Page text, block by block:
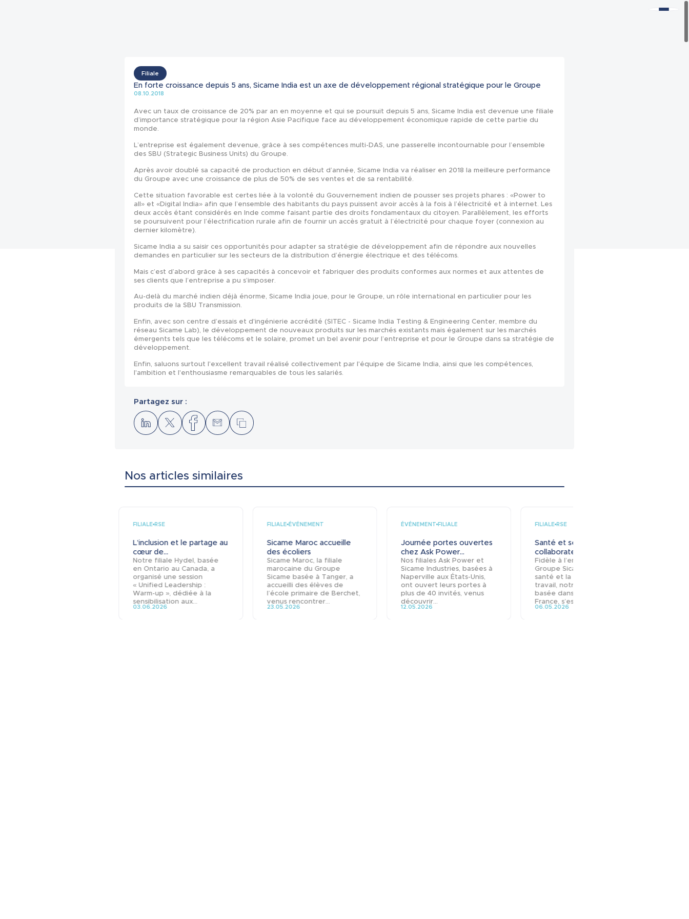
Actualités
Filiale
En forte croissance depuis 5 ans, Sicame India est un axe de développement régional stratégique pour le Groupe
08.10.2018
Partagez sur :
Avec un taux de croissance de 20% par an en moyenne et qui se poursuit depuis 5 ans, Sicame India est devenue une filiale
d’importance stratégique pour la région Asie Pacifique face au développement économique rapide de cette partie du
monde.
L’entreprise est également devenue, grâce à ses compétences multi-DAS, une passerelle incontournable pour l’ensemble
des SBU (Strategic Business Units) du Groupe.
Après avoir doublé sa capacité de production en début d’année, Sicame India va réaliser en 2018 la meilleure performance
du Groupe avec une croissance de plus de 50% de ses ventes et de sa rentabilité.
Cette situation favorable est certes liée à la volonté du Gouvernement indien de pousser ses projets phares : «Power to
all» et «Digital India» afin que l’ensemble des habitants du pays puissent avoir accès à la fois à l’électricité et à internet. Les
deux accès étant considérés en Inde comme faisant partie des droits fondamentaux du citoyen. Parallèlement, les efforts
se poursuivent pour l’électrification rurale afin de fournir un accès gratuit à l’électricité pour chaque foyer (connexion au
dernier kilomètre).
Sicame India a su saisir ces opportunités pour adapter sa stratégie de développement afin de répondre aux nouvelles
demandes en particulier sur les secteurs de la distribution d’énergie électrique et des télécoms.
Mais c’est d’abord grâce à ses capacités à concevoir et fabriquer des produits conformes aux normes et aux attentes de
ses clients que l’entreprise a pu s’imposer.
Au-delà du marché indien déjà énorme, Sicame India joue, pour le Groupe, un rôle international en particulier pour les
produits de la SBU Transmission.
Enfin, avec son centre d’essais et d'ingénierie accrédité (SITEC - Sicame India Testing & Engineering Center, membre du
réseau Sicame Lab), le développement de nouveaux produits sur les marchés existants mais également sur les marchés
émergents tels que les télécoms et le solaire, promet un bel avenir pour l’entreprise et pour le Groupe dans sa stratégie de
développement.
Enfin, saluons surtout l'excellent travail réalisé collectivement par l'équipe de Sicame India, ainsi que les compétences,
l'ambition et l'enthousiasme remarquables de tous les salariés.
Nos articles similaires
FILIALE RSE
L’inclusion et le partage au
cœur de...
Notre filiale Hydel, basée
en Ontario au Canada, a
organisé une session
« Unified Leadership :
Warm-up », dédiée à la
sensibilisation aux...
03.06.2026
FILIALE ÉVÉNEMENT
Sicame Maroc accueille
des écoliers
Sicame Maroc, la filiale
marocaine du Groupe
Sicame basée à Tanger, a
accueilli des élèves de
l’école primaire de Berchet,
venus rencontrer...
23.05.2026
ÉVÉNEMENT FILIALE
Journée portes ouvertes
chez Ask Power...
Nos filiales Ask Power et
Sicame Industries, basées à
Naperville aux États-Unis,
ont ouvert leurs portes à
plus de 40 invités, venus
découvrir...
12.05.2026
FILIALE RSE
Santé et sécurité : les
collaborateurs...
Fidèle à l’engagement du
Groupe Sicame pour la
santé et la sécurité au
travail, notre filiale Dervaux,
basée dans la Loire en
France, s’est...
06.05.2026